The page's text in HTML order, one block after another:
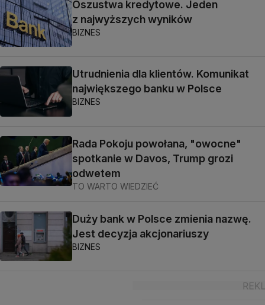
Oszustwa kredytowe. Jeden
z najwyższych wyników
BIZNES
Utrudnienia dla klientów. Komunikat
największego banku w Polsce
BIZNES
Rada Pokoju powołana, "owocne"
spotkanie w Davos, Trump grozi
odwetem
TO WARTO WIEDZIEĆ
Duży bank w Polsce zmienia nazwę.
Jest decyzja akcjonariuszy
BIZNES